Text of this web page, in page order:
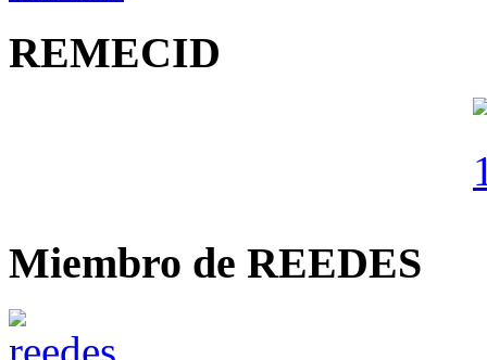
REMECID
Miembro de REEDES